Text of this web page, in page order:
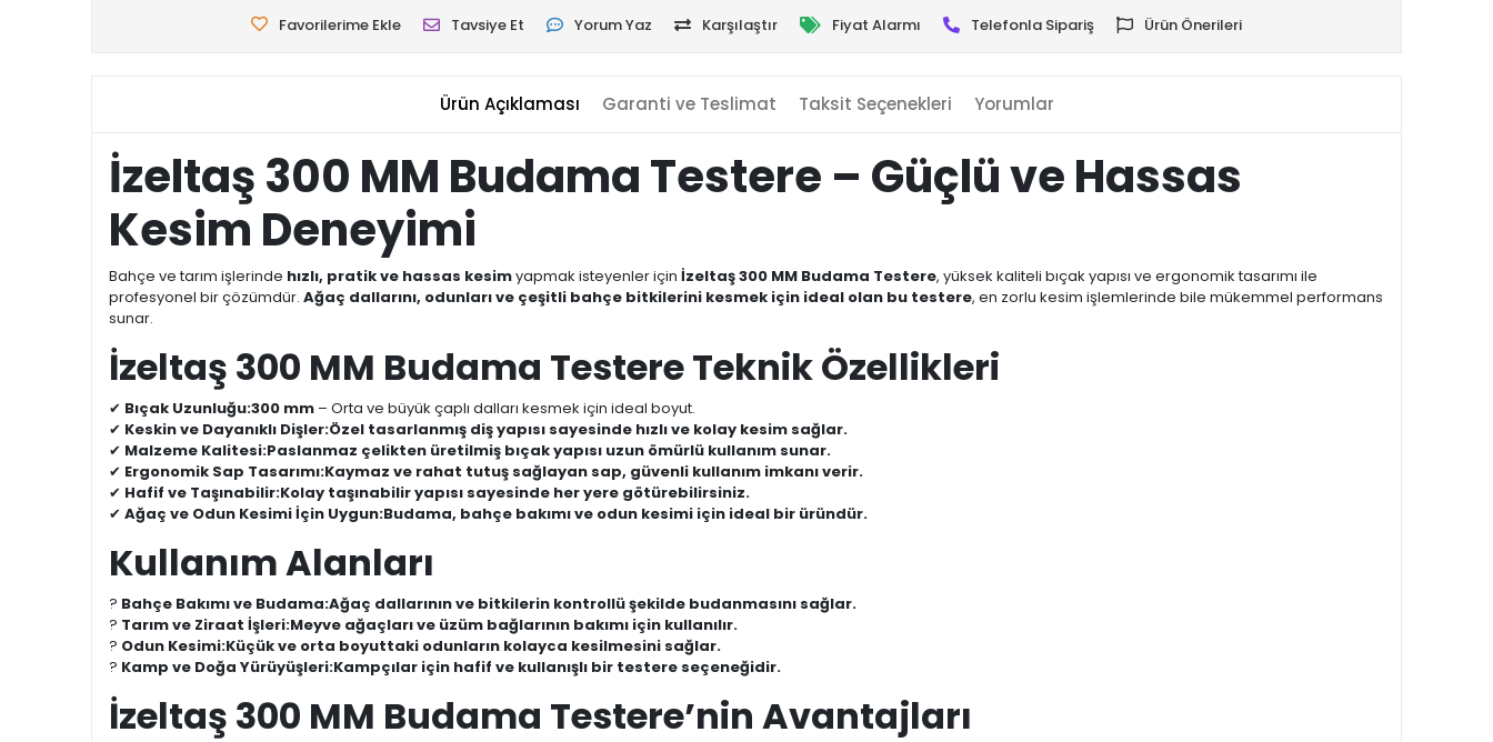
Favorilerime Ekle Tavsiye Et Yorum Yaz Karşılaştır Fiyat Alarmı Telefonla Sipariş Ürün Önerileri
Ürün Açıklaması Garanti ve Teslimat Taksit Seçenekleri Yorumlar
İzeltaş 300 MM Budama Testere – Güçlü ve Hassas
Kesim Deneyimi
Bahçe ve tarım işlerinde hızlı, pratik ve hassas kesimyapmak isteyenler için İzeltaş 300 MM Budama Testere, yüksek kaliteli bıçak yapısı ve ergonomik tasarımı ile
profesyonel bir çözümdür. Ağaç dallarını, odunları ve çeşitli bahçe bitkilerini kesmek için ideal olan bu testere, en zorlu kesim işlemlerinde bile mükemmel performans
sunar.
İzeltaş 300 MM Budama Testere Teknik Özellikleri
✔ Bıçak Uzunluğu:300 mm – Orta ve büyük çaplı dalları kesmek için ideal boyut.
✔ Keskin ve Dayanıklı Dişler:Özel tasarlanmış diş yapısı sayesinde hızlı ve kolay kesim sağlar.
✔ Malzeme Kalitesi:Paslanmaz çelikten üretilmiş bıçak yapısı uzun ömürlü kullanım sunar.
✔ Ergonomik Sap Tasarımı:Kaymaz ve rahat tutuş sağlayan sap, güvenli kullanım imkanı verir.
✔ Hafif ve Taşınabilir:Kolay taşınabilir yapısı sayesinde her yere götürebilirsiniz.
✔ Ağaç ve Odun Kesimi İçin Uygun:Budama, bahçe bakımı ve odun kesimi için ideal bir üründür.
Kullanım Alanları
? Bahçe Bakımı ve Budama:Ağaç dallarının ve bitkilerin kontrollü şekilde budanmasını sağlar.
? Tarım ve Ziraat İşleri:Meyve ağaçları ve üzüm bağlarının bakımı için kullanılır.
? Odun Kesimi:Küçük ve orta boyuttaki odunların kolayca kesilmesini sağlar.
? Kamp ve Doğa Yürüyüşleri:Kampçılar için hafif ve kullanışlı bir testere seçeneğidir.
İzeltaş 300 MM Budama Testere’nin Avantajları